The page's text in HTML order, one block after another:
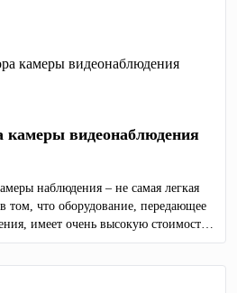
камеры видеонаблюдения
наблюдения – не самая легкая
в том, что оборудование, передающее
имеет очень высокую стоимость,
предоставить детализированную